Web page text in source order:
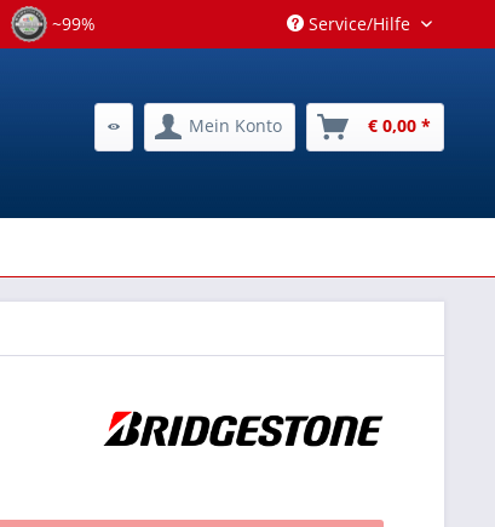
~99% Service/Hilfe
Mein Konto € 0,00 *